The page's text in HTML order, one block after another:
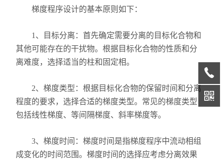
光谱配件耗材
实验室设备
离子色谱仪
梯度程序设计的基本原则如下：
1、目标分离：首先确定需要分离的目标化合物和
其他可能存在的干扰物。根据目标化合物的性质和分
离难度，选择适当的柱和固定相。
2、梯度类型：根据目标化合物的保留时间和分离
程度的要求，选择合适的梯度类型。常见的梯度类型
包括线性梯度、等间隔梯度、斜率梯度等。
3、梯度时间：梯度时间是指梯度程序中流动相组
成变化的时间范围。梯度时间的选择应考虑分离效果